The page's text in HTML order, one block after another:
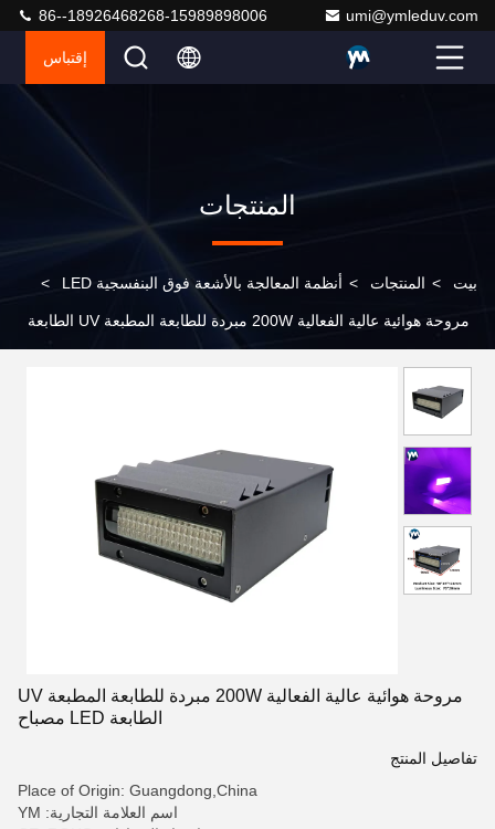
umi@ymleduv.com
86--18926468268-15989898006
إقتباس
المنتجات
بيت > المنتجات > أنظمة المعالجة بالأشعة فوق البنفسجية LED >
مروحة هوائية عالية الفعالية 200W مبردة للطابعة المطبعة UV الطابعة
مروحة هوائية عالية الفعالية 200W مبردة للطابعة المطبعة UV
الطابعة LED مصباح
تفاصيل المنتج
Place of Origin: Guangdong,China
اسم العلامة التجارية: YM